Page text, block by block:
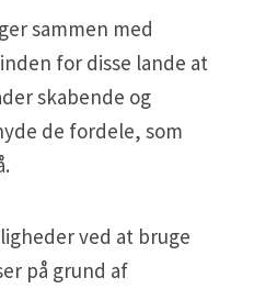
sammen med
for disse lande at
skabende og
de fordele, som
ved at bruge
på grund af